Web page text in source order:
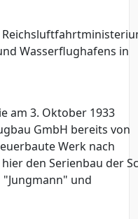
Wasserflughafens in
am 3. Oktober 1933
GmbH bereits von
Werk nach
den Serienbau der
und